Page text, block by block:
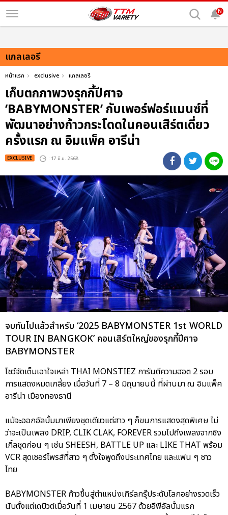
N
แกลเลอรี
หน้าแรก exclusive แกลเลอรี
เก็บตกภาพวงรุกกี้ปีศาจ
‘BABYMONSTER’ กับเพอร์ฟอร์แมนซ์ที่
พัฒนาอย่างก้าวกระโดดในคอนเสิร์ตเดี่ยว
ครั้งแรก ณ อิมแพ็ค อารีน่า
EXCLUSIVE : 17 มิ.ย. 2568
จบกันไปแล้วสำหรับ ‘2025 BABYMONSTER 1st WORLD
TOUR IN BANGKOK’ คอนเสิร์ตใหญ่ของรุกกี้ปีศาจ
BABYMONSTER
โชว์จัดเต็มเอาใจเหล่า THAI MONSTIEZ การันตีความฮอต 2 รอบ
การแสดงหมดเกลี้ยง เมื่อวันที่ 7 – 8 มิถุนายนนี้ ที่ผ่านมา ณ อิมแพ็ค
อารีน่า เมืองทองธานี
แม้จะออกอัลบั้มมาเพียงชุดเดียวแต่สาว ๆ ก็ขนการแสดงสุดพิเศษ ไม่
ว่าจะเป็นเพลง DRIP, CLIK CLAK, FOREVER รวมไปถึงเพลงจากซิง
เกิ้ลชุดก่อน ๆ เช่น SHEESH, BATTLE UP และ LIKE THAT พร้อม
VCR สุดเซอร์ไพรส์ที่สาว ๆ ตั้งใจพูดถึงประเทศไทย และแฟน ๆ ชาว
ไทย
BABYMONSTER ก้าวขึ้นสู่ตำแหน่งเกิร์ลกรุ๊ประดับโลกอย่างรวดเร็ว
นับตั้งแต่เดบิวต์เมื่อวันที่ 1 เมษายน 2567 ด้วยอีพีอัลบั้มแรก